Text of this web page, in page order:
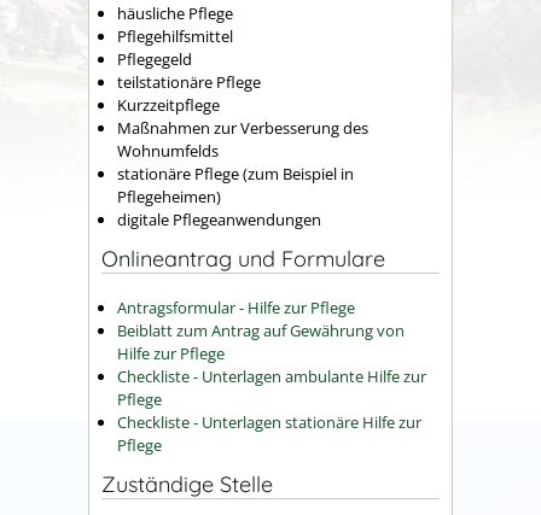
häusliche Pflege
Pflegehilfsmittel
Pflegegeld
teilstationäre Pflege
Kurzzeitpflege
Maßnahmen zur Verbesserung des
Wohnumfelds
stationäre Pflege (zum Beispiel in
Pflegeheimen)
digitale Pflegeanwendungen
Onlineantrag und Formulare
Antragsformular - Hilfe zur Pflege
Beiblatt zum Antrag auf Gewährung von
Hilfe zur Pflege
Checkliste - Unterlagen ambulante Hilfe zur
Pflege
Checkliste - Unterlagen stationäre Hilfe zur
Pflege
Zuständige Stelle